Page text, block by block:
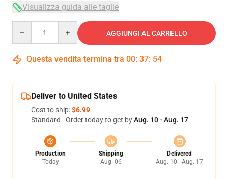
Visualizza guida alle taglie
AGGIUNGI AL CARRELLO
Questa vendita termina tra 00: 37: 54
Deliver to United States
Cost to ship:$6.99
Standard - Order today to get byAug. 10 - Aug. 17
Production
Today
Shipping
Aug. 06
Delivered
Aug. 10 - Aug. 17